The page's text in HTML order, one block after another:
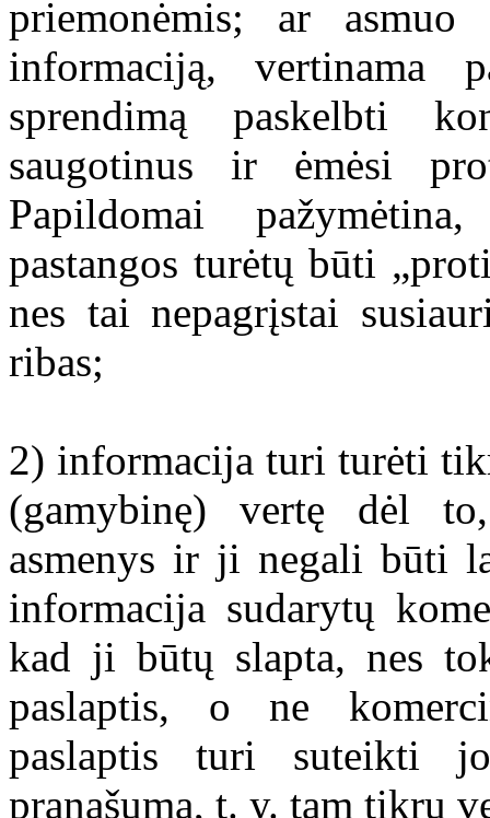
priemonėmis; ar asmuo
informaciją,
sprendimą paskelbti
saugotinus ir ėmėsi
Papildomai
pastangos turėtų būti
nes tai nepagrįstai
ribas;
2) informacija turi turėti
(gamybinę) vertę dėl
asmenys ir ji negali būti
informacija sudarytų
kad ji būtų slapta, nes
paslaptis, o ne
paslaptis turi suteikti
pranašumą, t. y. tam tikrų